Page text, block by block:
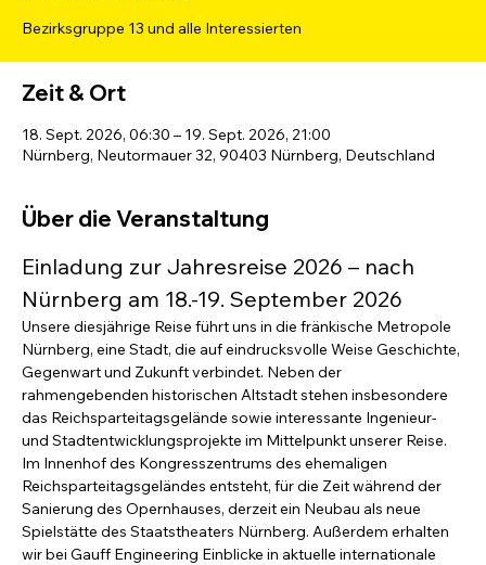
Bezirksgruppe 13 und alle Interessierten
Zeit & Ort
18. Sept. 2026, 06:30 – 19. Sept. 2026, 21:00
Nürnberg, Neutormauer 32, 90403 Nürnberg, Deutschland
Über die Veranstaltung
Einladung zur Jahresreise 2026 – nach
Nürnberg am 18.-19. September 2026
Unsere diesjährige Reise führt uns in die fränkische Metropole
Nürnberg, eine Stadt, die auf eindrucksvolle Weise Geschichte,
Gegenwart und Zukunft verbindet. Neben der
rahmengebenden historischen Altstadt stehen insbesondere
das Reichsparteitagsgelände sowie interessante Ingenieur-
und Stadtentwicklungsprojekte im Mittelpunkt unserer Reise.
Im Innenhof des Kongresszentrums des ehemaligen
Reichsparteitagsgeländes entsteht, für die Zeit während der
Sanierung des Opernhauses, derzeit ein Neubau als neue
Spielstätte des Staatstheaters Nürnberg. Außerdem erhalten
wir bei Gauff Engineering Einblicke in aktuelle internationale